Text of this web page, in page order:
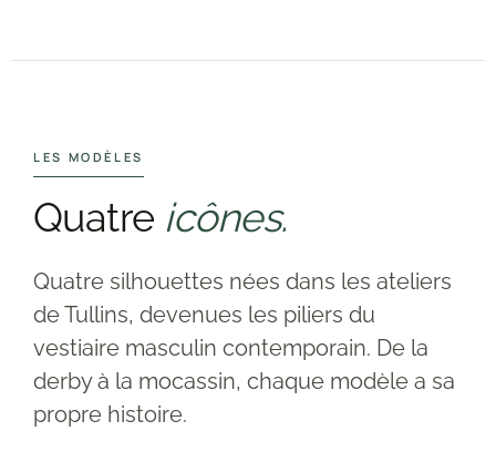
LES MODÈLES
Quatre icônes.
Quatre silhouettes nées dans les ateliers
de Tullins, devenues les piliers du
vestiaire masculin contemporain. De la
derby à la mocassin, chaque modèle a sa
propre histoire.